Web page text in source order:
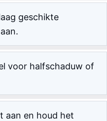
geschikte
voor halfschaduw of
aan en houd het